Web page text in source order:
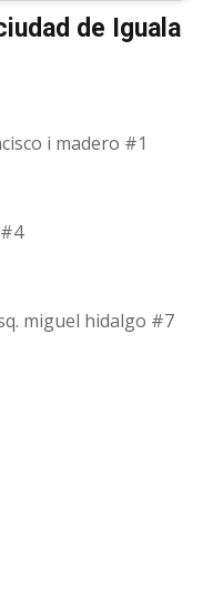
de Iguala
i madero #1
miguel hidalgo #7